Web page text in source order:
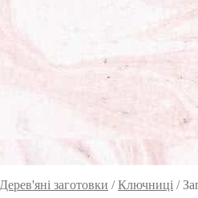
Дерев'яні заготовки /Ключниці /